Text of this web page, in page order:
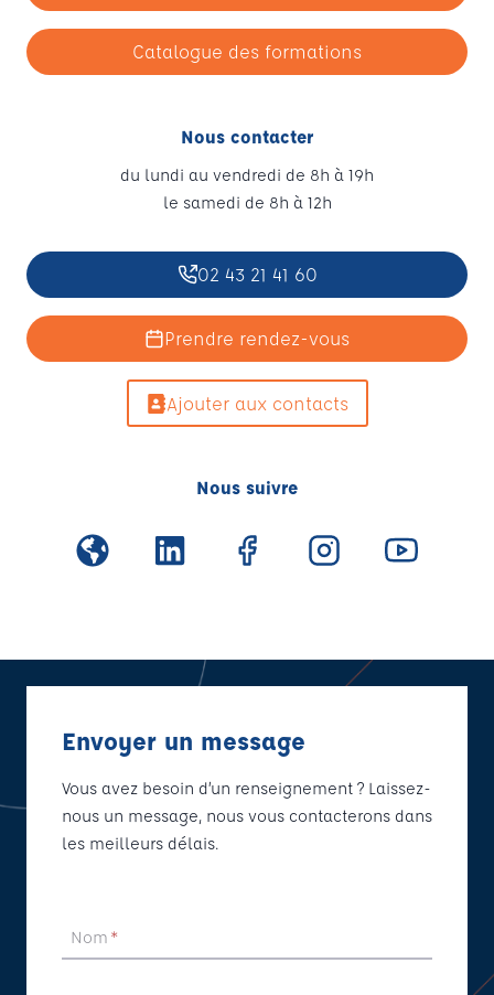
Catalogue des formations
Nous contacter
du lundi au vendredi de 8h à 19h
le samedi de 8h à 12h
02 43 21 41 60
Prendre rendez-vous
Ajouter aux contacts
Nous suivre
Envoyer un message
Vous avez besoin d’un renseignement ? Laissez-
nous un message, nous vous contacterons dans
les meilleurs délais.
Nom *